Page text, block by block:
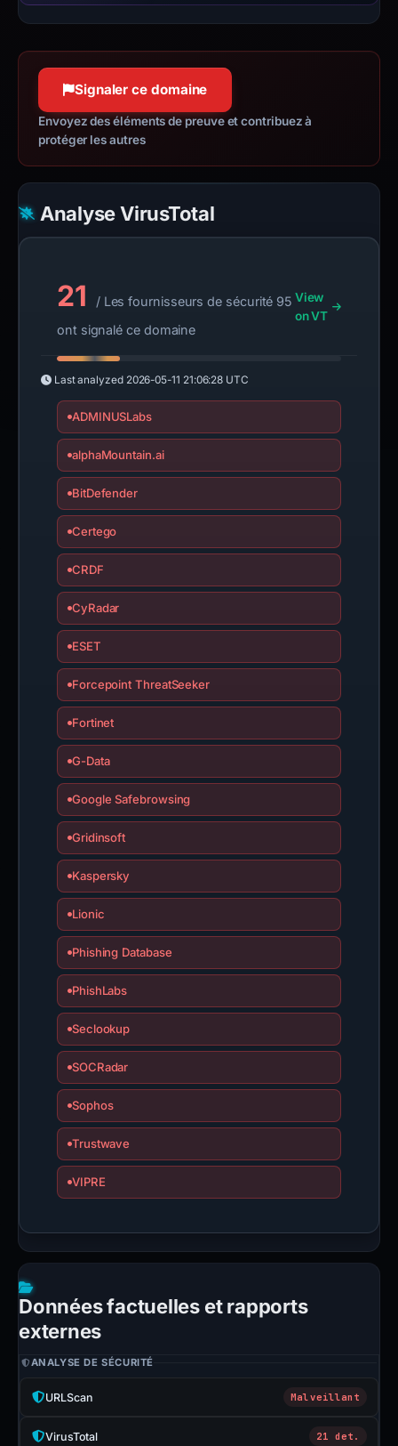
Signaler ce domaine
Envoyez des éléments de preuve et contribuez à
protéger les autres
Analyse VirusTotal
21
/ Les fournisseurs de sécurité 95
ont signalé ce domaine
View
on VT
Last analyzed 2026-05-11 21:06:28 UTC
ADMINUSLabs
alphaMountain.ai
BitDefender
Certego
CRDF
CyRadar
ESET
Forcepoint ThreatSeeker
Fortinet
G-Data
Google Safebrowsing
Gridinsoft
Kaspersky
Lionic
Phishing Database
PhishLabs
Seclookup
SOCRadar
Sophos
Trustwave
VIPRE
Données factuelles et rapports
externes
ANALYSE DE SÉCURITÉ
URLScan Malveillant
VirusTotal 21 det.